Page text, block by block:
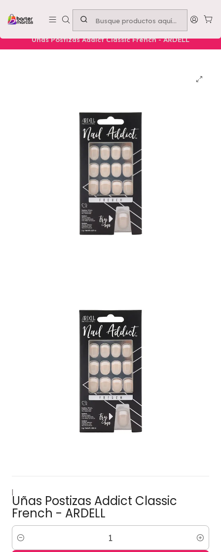
Emprende con nosotros -Compra mínima $50.000
Nuestros Productos Belleza Manos
Uñas Postizas Addict Classic French - ARDELL
|
Uñas Postizas Addict Classic
French - ARDELL
Cantidad